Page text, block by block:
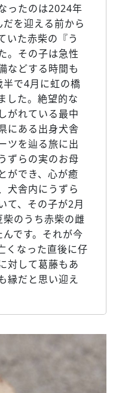
ったのは2024年
を迎える前から
いた赤柴の『う
。その子は急性
などする時間も
で4月に虹の橋
した。絶望的な
がれている最中
にある出身犬舎
ツを辿る旅に出
ずらの実のお母
ができ、心が癒
犬舎内にうずら
て、その子が2月
のうち赤柴の雌
です。それが今
くなった直後に仔
対して葛藤もあ
縁だと思い迎え